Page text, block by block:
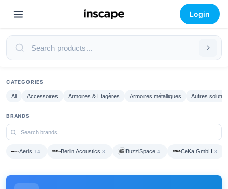
Login
CATEGORIES
All Accessoires Armoires & Étagères Armoires métalliques Autres
BRANDS
Aeris 14 Berlin Acoustics 3 BuzziSpace 4 CeKa GmbH 3